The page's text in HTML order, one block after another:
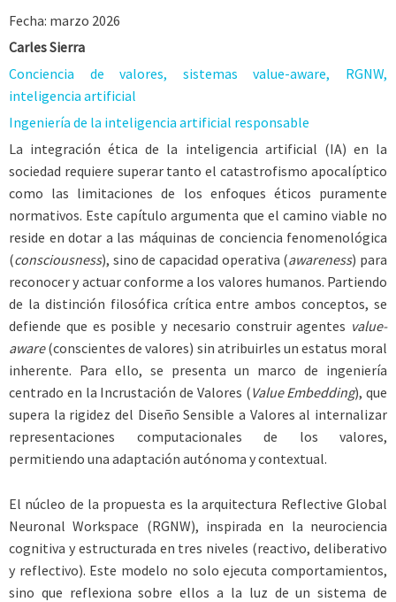
Fecha: marzo 2026
Carles Sierra
Conciencia de valores, sistemas value-aware, RGNW,
inteligencia artificial
Ingeniería de la inteligencia artificial responsable
La integración ética de la inteligencia artificial (IA) en la
sociedad requiere superar tanto el catastrofismo apocalíptico
como las limitaciones de los enfoques éticos puramente
normativos. Este capítulo argumenta que el camino viable no
reside en dotar a las máquinas de conciencia fenomenológica
(consciousness), sino de capacidad operativa (awareness) para
reconocer y actuar conforme a los valores humanos. Partiendo
de la distinción filosófica crítica entre ambos conceptos, se
defiende que es posible y necesario construir agentes value-
aware(conscientes de valores) sin atribuirles un estatus moral
inherente. Para ello, se presenta un marco de ingeniería
centrado en la Incrustación de Valores (Value Embedding), que
supera la rigidez del Diseño Sensible a Valores al internalizar
representaciones computacionales de los valores,
permitiendo una adaptación autónoma y contextual.
El núcleo de la propuesta es la arquitectura Reflective Global
Neuronal Workspace (RGNW), inspirada en la neurociencia
cognitiva y estructurada en tres niveles (reactivo, deliberativo
y reflectivo). Este modelo no solo ejecuta comportamientos,
sino que reflexiona sobre ellos a la luz de un sistema de